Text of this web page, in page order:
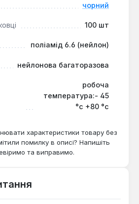
чорний
100 шт
поліамід 6.6 (нейлон)
нейлонова багаторазова
робоча
температура:- 45
°с +80 °с
характеристики товару без
помилку в описі? Напишіть
та виправимо.